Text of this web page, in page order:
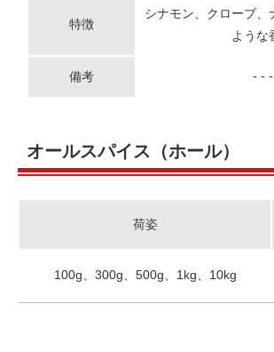
特徴
シナモン、クローブ、
ような
備考 - - -
オールスパイス（ホール）
荷姿
100g、300g、500g、1kg、10kg